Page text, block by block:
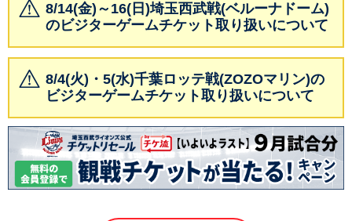
8/14(金)～16(日)埼玉西武戦(ベルーナドーム)
のビジターゲームチケット取り扱いについて
8/4(火)・5(水)千葉ロッテ戦(ZOZOマリン)の
ビジターゲームチケット取り扱いについて